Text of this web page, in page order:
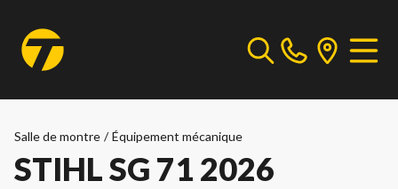
Salle de montre / Équipement mécanique
STIHL SG 71 2026